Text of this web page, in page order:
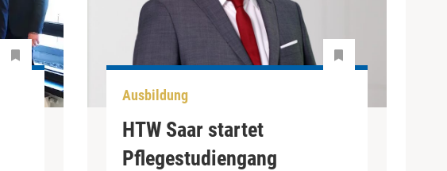
Ausbildung
HTW Saar startet
Pflegestudiengang